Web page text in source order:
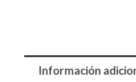
Información